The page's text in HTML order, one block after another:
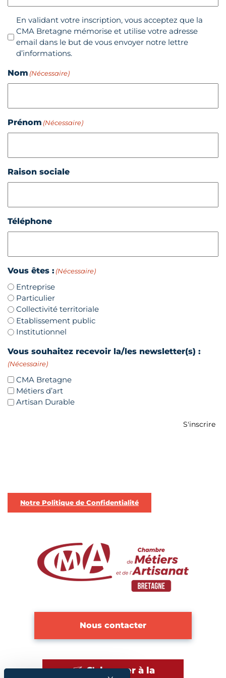
Confidentialité(Nécessaire)
En validant votre inscription, vous acceptez que la
CMA Bretagne mémorise et utilise votre adresse
email dans le but de vous envoyer notre lettre
d’informations.
Nom (Nécessaire)
Prénom (Nécessaire)
Raison sociale
Téléphone
Vous êtes : (Nécessaire)
Entreprise
Particulier
Collectivité territoriale
Etablissement public
Institutionnel
Vous souhaitez recevoir la/les newsletter(s) :
(Nécessaire)
CMA Bretagne
Métiers d’art
Artisan Durable
S'inscrire
Notre Politique de Confidentialité
Nous contacter
S'abonner à la